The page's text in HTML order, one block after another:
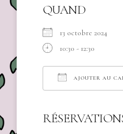
QUAND
13 octobre 2024
10:30 - 12:30
AJOUTER AU